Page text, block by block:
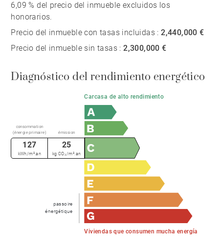
6,09 % del precio del inmueble excluidos los
honorarios.
Precio del inmueble con tasas incluidas :2,440,000 €
Precio del inmueble sin tasas :2,300,000 €
Diagnóstico del rendimiento energético
Carcasa de alto rendimiento
Viviendas que consumen mucha energía
passoire
énergétique
consommation
(énergie primaire)
émission
127
kWh/m².an
25
kg CO₂/m².an